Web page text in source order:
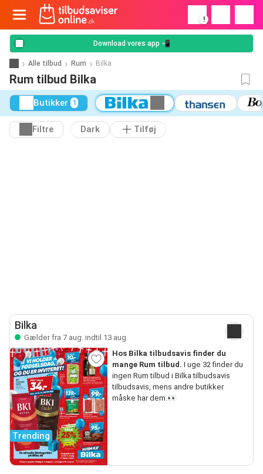
!
Download vores app 📲
Alle tilbud Rum Bilka
Rum tilbud Bilka
Butikker 1
Filtre Dark Tilføj
Bilka
Gælder fra 7 aug. indtil 13 aug.
Trending
Hos Bilka tilbudsavis finder du
mange Rum tilbud. I uge 32 finder du
ingen Rum tilbud i Bilka tilbudsavis
tilbudsavis, mens andre butikker
måske har dem.👀